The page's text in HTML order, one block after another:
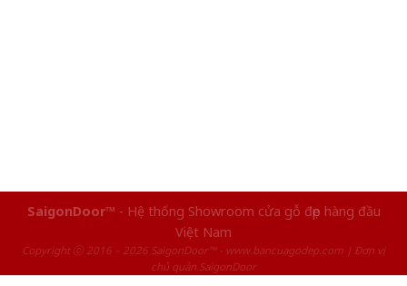
SaigonDoor™ - Hệ thống Showroom cửa gỗ đẹp hàng đầu
Việt Nam
Copyright ⓒ 2016 – 2026 SaigonDoor™ - www.bancuagodep.com | Đơn vị
chủ quản SaigonDoor